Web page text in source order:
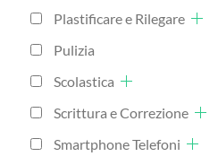
Plastificare e Rilegare
Pulizia
Scolastica
Scrittura e Correzione
Smartphone Telefoni